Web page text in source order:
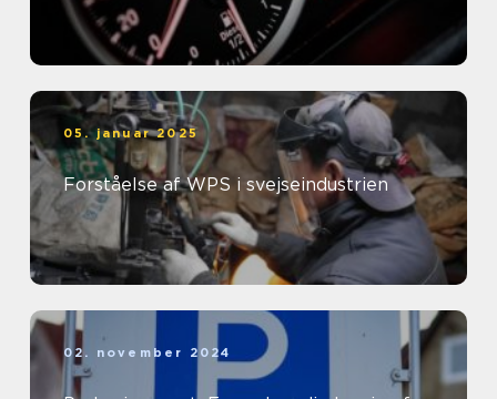
05. januar 2025
Forståelse af WPS i svejseindustrien
02. november 2024